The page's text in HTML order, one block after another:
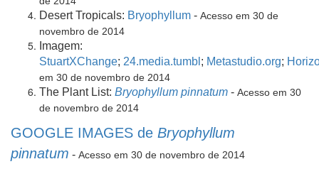
Desert Tropicals: Bryophyllum - Acesso em 30 de
novembro de 2014
Imagem:
StuartXChange; 24.media.tumbl ; Metastudio.org;
em 30 de novembro de 2014
The Plant List: Bryophyllum pinnatum - Acesso em 30
de novembro de 2014
GOOGLE IMAGES de Bryophyllum
pinnatum - Acesso em 30 de novembro de 2014